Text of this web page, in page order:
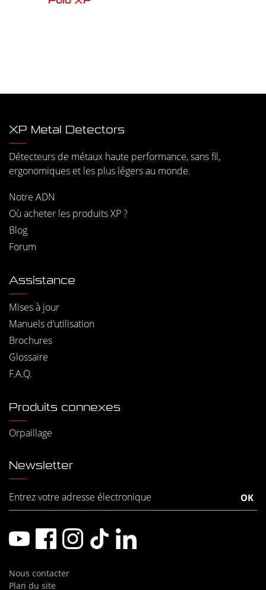
XP Metal Detectors
Détecteurs de métaux haute performance, sans fil,
ergonomiques et les plus légers au monde.
Notre ADN
Où acheter les produits XP ?
Blog
Forum
Assistance
Mises à jour
Manuels d’utilisation
Brochures
Glossaire
F.A.Q.
Produits connexes
Orpaillage
Newsletter
Nous contacter
Plan du site